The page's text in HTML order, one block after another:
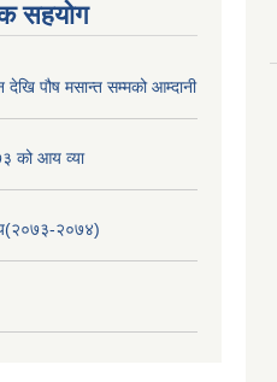
सहयोग
पौष मसान्त सम्मको आम्दानी
को आय व्या
२०७४)